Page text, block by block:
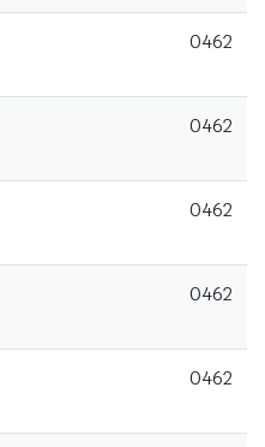
0462
0462
0462
0462
0462